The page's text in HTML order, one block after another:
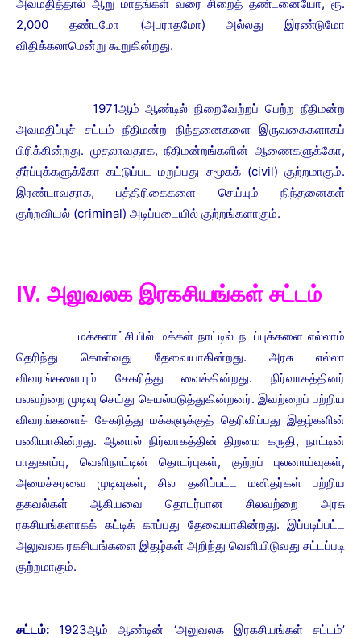
அவமதித்தால் ஆறு மாதங்கள் வரை சிறைத் தண்டனையோ, ரூ.
2,000 தண்டமோ (அபராதமோ) அல்லது இரண்டுமோ
விதிக்கலாமென்று கூறுகின்றது.
1971ஆம் ஆண்டில் நிறைவேற்றப் பெற்ற நீதிமன்ற
அவமதிப்புச் சட்டம் நீதிமன்ற நிந்தனைகளை இருவகைகளாகப்
பிரிக்கின்றது. முதலாவதாக, நீதிமன்றங்களின் ஆணைகளுக்கோ,
தீர்ப்புக்களுக்கோ கட்டுப்பட மறுப்பது சமூகக் (civil) குற்றமாகும்.
இரண்டாவதாக, பத்திரிகைகளை செய்யும் நிந்தனைகள்
குற்றவியல் (criminal) அடிப்படையில் குற்றங்களாகும்.
IV. அலுவலக இரகசியங்கள் சட்டம்
மக்களாட்சியில் மக்கள் நாட்டில் நடப்புக்களை எல்லாம்
தெரிந்து கொள்வது தேவையாகின்றது. அரசு எல்லா
விவரங்களையும் சேகரித்து வைக்கின்றது. நிர்வாகத்தினர்
பலவற்றை முடிவு செய்து செயல்படுத்துகின்றனர். இவற்றைப் பற்றிய
விவரங்களைச் சேகரித்து மக்களுக்குத் தெரிவிப்பது இதழ்களின்
பணியாகின்றது. ஆனால் நிர்வாகத்தின் திறமை கருதி, நாட்டின்
பாதுகாப்பு, வெளிநாட்டின் தொடர்புகள், குற்றப் புலனாய்வுகள்,
அமைச்சரவை முடிவுகள், சில தனிப்பட்ட மனிதர்கள் பற்றிய
தகவல்கள் ஆகியவை தொடர்பான சிலவற்றை அரசு
ரகசியங்களாகக் கட்டிக் காப்பது தேவையாகின்றது. இப்படிப்பட்ட
அலுவலக ரகசியங்களை இதழ்கள் அறிந்து வெளியிடுவது சட்டப்படி
குற்றமாகும்.
சட்டம்: 1923ஆம் ஆண்டின் ‘அலுவலக இரகசியங்கள் சட்டம்’